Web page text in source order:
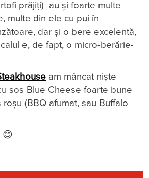
prăjiți) au și foarte multe
multe din ele cu pui în
dar și o bere excelentă,
e, de fapt, o micro-berărie-
am mâncat niște
sos Blue Cheese foarte bune
(BBQ afumat, sau Buffalo
😊